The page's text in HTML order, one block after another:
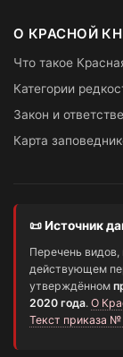
О КРАСНОЙ
Что такое
Категории
Закон и
Карта
📜 Источник
Перечень видов,
действующем
утверждённом
2020 года. О
Текст приказа